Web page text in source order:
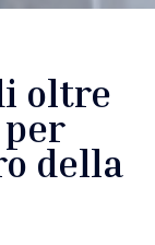
oltre
della